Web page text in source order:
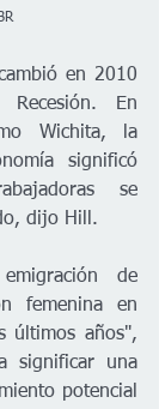
en 2010
En
Wichita, la
significó
se
dijo Hill.
de
femenina en
últimos años",
una
potencial